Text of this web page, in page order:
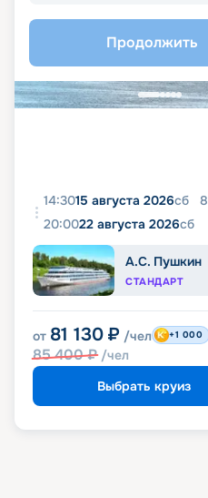
Продолжить
14:3015 августа 2026сб 8
20:0022 августа 2026сб
А.С. Пушкин
СТАНДАРТ
от 81 130 ₽ /чел
85 400₽ /чел
+1 000
Выбрать круиз